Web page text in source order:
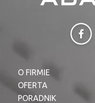
O FIRMIE
OFERTA
PORADNIK